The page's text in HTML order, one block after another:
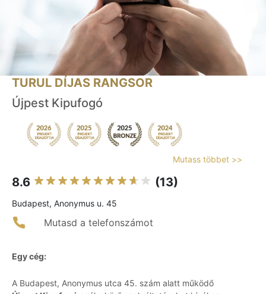
TURUL DÍJAS RANGSOR
Újpest Kipufogó
Mutass többet >>
8.6 (13)
Budapest, Anonymus u. 45
Mutasd a telefonszámot
Egy cég:
A Budapest, Anonymus utca 45. szám alatt működő